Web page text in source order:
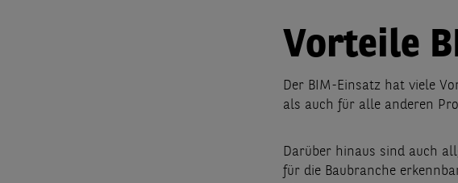
Vorteile
Der BIM-Einsatz hat viele
als auch für alle anderen
Darüber hinaus sind auch
für die Baubranche